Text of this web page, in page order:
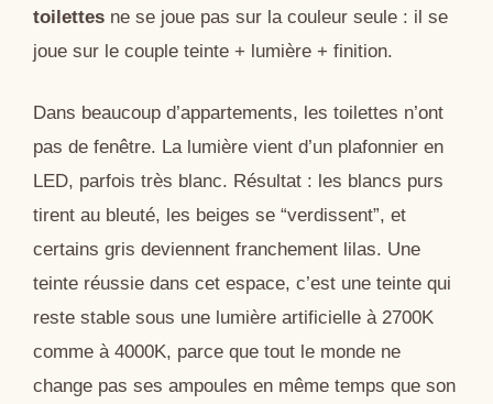
toilettes ne se joue pas sur la couleur seule : il se
joue sur le couple teinte + lumière + finition.
Dans beaucoup d’appartements, les toilettes n’ont
pas de fenêtre. La lumière vient d’un plafonnier en
LED, parfois très blanc. Résultat : les blancs purs
tirent au bleuté, les beiges se “verdissent”, et
certains gris deviennent franchement lilas. Une
teinte réussie dans cet espace, c’est une teinte qui
reste stable sous une lumière artificielle à 2700K
comme à 4000K, parce que tout le monde ne
change pas ses ampoules en même temps que son